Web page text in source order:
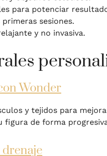
para potenciar
sesiones.
y no invasiva.
Wonder
y tejidos para
figura de forma
drenaje